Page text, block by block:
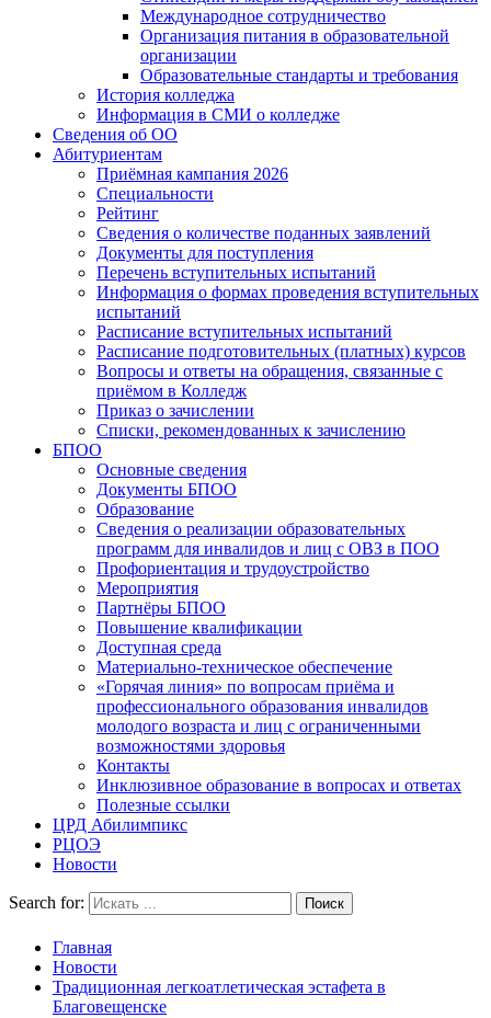
Международное сотрудничество
Организация питания в образовательной
организации
Образовательные стандарты и требования
История колледжа
Информация в СМИ о колледже
Сведения об ОО
Абитуриентам
Приёмная кампания 2026
Специальности
Рейтинг
Сведения о количестве поданных заявлений
Документы для поступления
Перечень вступительных испытаний
Информация о формах проведения вступительных
испытаний
Расписание вступительных испытаний
Расписание подготовительных (платных) курсов
Вопросы и ответы на обращения, связанные с
приёмом в Колледж
Приказ о зачислении
Списки, рекомендованных к зачислению
БПОО
Основные сведения
Документы БПОО
Образование
Сведения о реализации образовательных
программ для инвалидов и лиц с ОВЗ в ПОО
Профориентация и трудоустройство
Мероприятия
Партнёры БПОО
Повышение квалификации
Доступная среда
Материально-техническое обеспечение
«Горячая линия» по вопросам приёма и
профессионального образования инвалидов
молодого возраста и лиц с ограниченными
возможностями здоровья
Контакты
Инклюзивное образование в вопросах и ответах
Полезные ссылки
ЦРД Абилимпикс
РЦОЭ
Новости
Search for:
Главная
Новости
Традиционная легкоатлетическая эстафета в
Благовещенске